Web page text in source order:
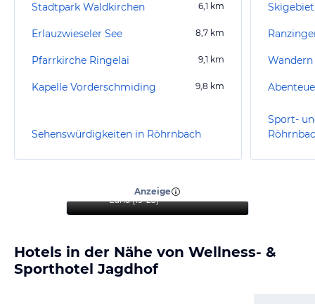
Stadtpark Waldkirchen 6,1 km
Erlauzwieseler See 8,7 km
Pfarrkirche Ringelai 9,1 km
Kapelle Vorderschmiding 9,8 km
Sehenswürdigkeiten in Röhrnbach
Sport-
Anzeige
“Wunderschöner Wellness-
Luna (19-25)
Hotels in der Nähe von Wellness- &
Sporthotel Jagdhof